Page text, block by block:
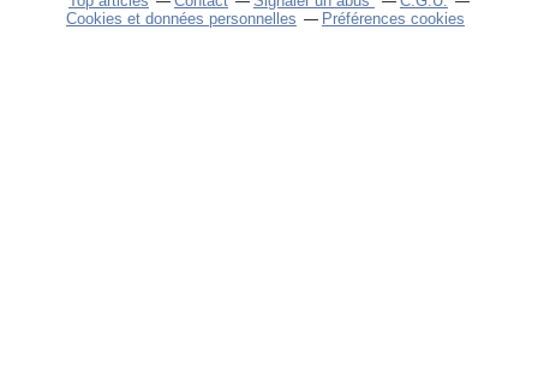
Cookies et données personnelles
Préférences cookies